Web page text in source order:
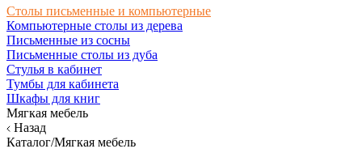
Столы письменные и компьютерные
Компьютерные столы из дерева
Письменные из сосны
Письменные столы из дуба
Стулья в кабинет
Тумбы для кабинета
Шкафы для книг
Мягкая мебель
Назад
Каталог/Мягкая мебель